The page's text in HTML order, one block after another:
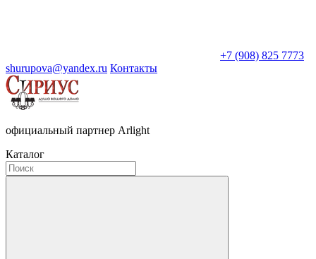
+7 (908) 825 7773
shurupova@yandex.ru Контакты
официальный партнер Arlight
Каталог